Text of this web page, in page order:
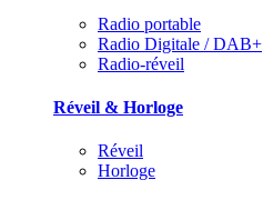
Radio portable
Radio Digitale / DAB+
Radio-réveil
Réveil & Horloge
Réveil
Horloge